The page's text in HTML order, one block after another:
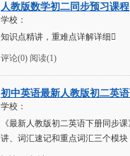
人教版数学初二同步预习课程
学校：
知识点精讲，重难点详解详细
评论(0) 阅读(1)
初中英语最新人教版初二英
学校：
《最新人教版初二英语下册同步
讲、词汇速记和重点词汇三个模